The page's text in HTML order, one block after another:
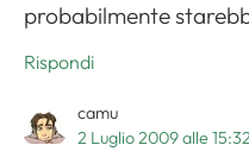
probabilmente
Rispondi
camu
2 Luglio 2009 alle 15:32